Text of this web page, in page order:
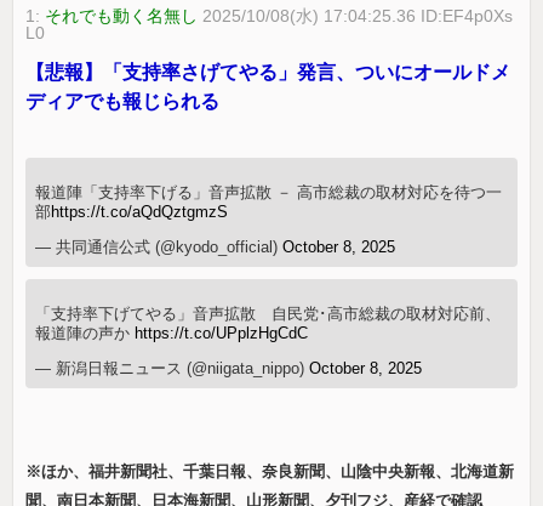
1: それでも動く名無し 2025/10/08(水) 17:04:25.36 ID:EF4p0Xs
L0
【悲報】「支持率さげてやる」発言、ついにオールドメ
ディアでも報じられる
報道陣「支持率下げる」音声拡散 － 高市総裁の取材対応を待つ一
部https://t.co/aQdQztgmzS
— 共同通信公式 (@kyodo_official)October 8, 2025
「支持率下げてやる」音声拡散 自民党･高市総裁の取材対応前、
報道陣の声か https://t.co/UPplzHgCdC
— 新潟日報ニュース (@niigata_nippo)October 8, 2025
※ほか、福井新聞社、千葉日報、奈良新聞、山陰中央新報、北海道新